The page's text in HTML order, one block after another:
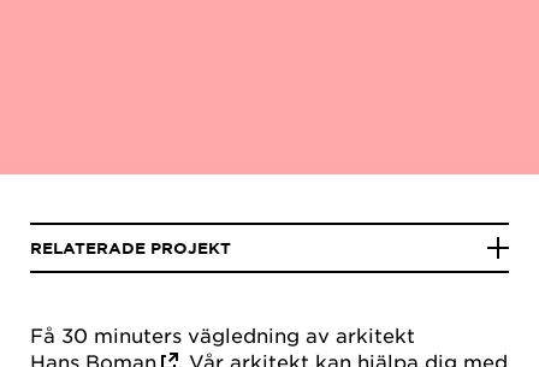
Få 30 minuters vägledning av arkitekt
Hans Boman
. Vår arkitekt kan hjälpa dig med
RELATERADE PROJEKT